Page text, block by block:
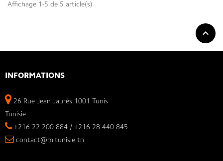
Affichage 1-5 de 5 article(s)

INFORMATIONS
26 Rue Jean Jaurès 1001 Tunis
Tunisie
+216 22 200 884 / +216 28 440 845
contact@mitunisie.tn